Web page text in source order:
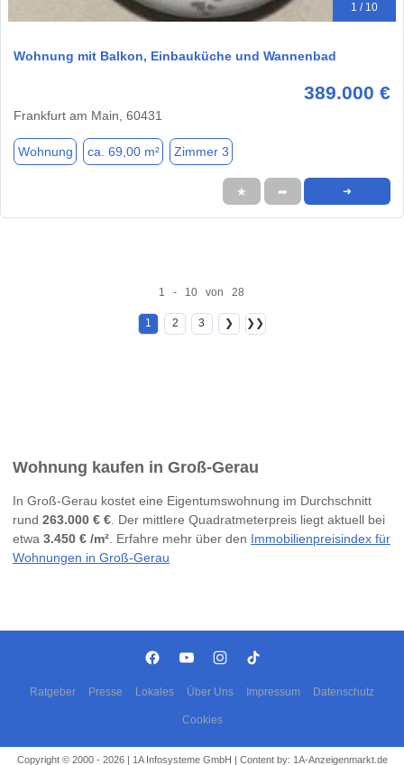
1 / 10
Wohnung mit Balkon, Einbauküche und Wannenbad
389.000 €
Frankfurt am Main, 60431
Wohnung ca. 69,00 m² Zimmer 3
★ ➦ ➜
1 - 10 von 28
1 2 3 ❯ ❯❯
Wohnung kaufen in Groß-Gerau
In Groß-Gerau kostet eine Eigentumswohnung im Durchschnitt
rund 263.000 € €. Der mittlere Quadratmeterpreis liegt aktuell bei
etwa 3.450 € /m². Erfahre mehr über den Immobilienpreisindex für
Wohnungen in Groß-Gerau
Ratgeber Presse Lokales Über Uns Impressum Datenschutz
Cookies
Copyright © 2000 - 2026 | 1A Infosysteme GmbH | Content by: 1A-Anzeigenmarkt.de